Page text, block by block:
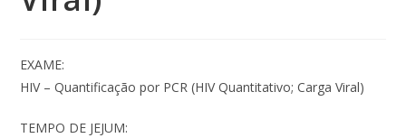
EXAME:
HIV – Quantificação por PCR (HIV Quantitativo; Carga Viral)
TEMPO DE JEJUM: